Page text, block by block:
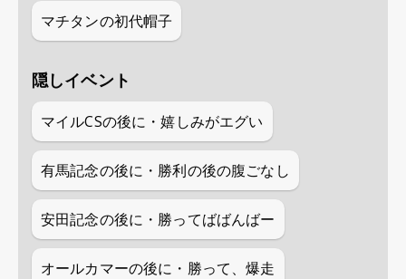
マチタンの初代帽子
隠しイベント
マイルCSの後に・嬉しみがエグい
有馬記念の後に・勝利の後の腹ごなし
安田記念の後に・勝ってばばんばー
オールカマーの後に・勝って、爆走